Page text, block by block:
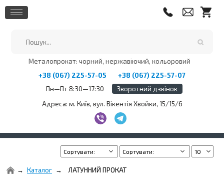
Металопрокат: чорний, нержавіючий, кольоровий
+38 (067) 225-57-05
+38 (067) 225-57-07
Пн—Пт 8:30—17:30
Зворотний дзвінок
Адреса: м. Київ, вул. Вікентія Хвойки, 15/15/6
Каталог ЛАТУННИЙ ПРОКАТ